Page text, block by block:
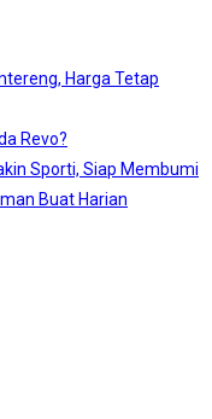
Harga Tetap
Revo?
Sporti, Siap Membumi
Buat Harian